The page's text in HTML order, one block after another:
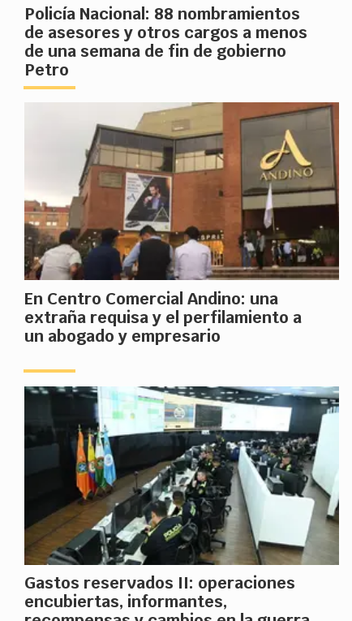
Policía Nacional: 88 nombramientos
de asesores y otros cargos a menos
de una semana de fin de gobierno
Petro
En Centro Comercial Andino: una
extraña requisa y el perfilamiento a
un abogado y empresario
Gastos reservados II: operaciones
encubiertas, informantes,